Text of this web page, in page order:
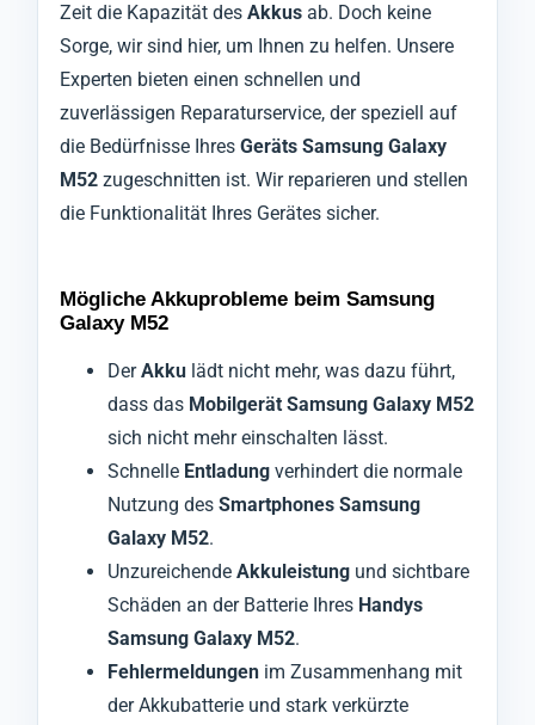
Zeit die Kapazität des Akkus ab. Doch keine
Sorge, wir sind hier, um Ihnen zu helfen. Unsere
Experten bieten einen schnellen und
zuverlässigen Reparaturservice, der speziell auf
die Bedürfnisse Ihres Geräts Samsung Galaxy
M52 zugeschnitten ist. Wir reparieren und stellen
die Funktionalität Ihres Gerätes sicher.
Mögliche Akkuprobleme beim Samsung
Galaxy M52
DerAkku lädt nicht mehr, was dazu führt,
dass das Mobilgerät Samsung Galaxy M52
sich nicht mehr einschalten lässt.
Schnelle Entladung verhindert die normale
Nutzung des Smartphones Samsung
Galaxy M52.
Unzureichende Akkuleistung und sichtbare
Schäden an der Batterie Ihres Handys
Samsung Galaxy M52.
Fehlermeldungen im Zusammenhang mit
der Akkubatterie und stark verkürzte